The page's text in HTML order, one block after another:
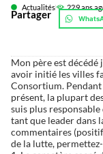
Actualités 229 ans
Partager
Mon père est décédé
avoir initié les villes
Consortium. Pendant
présent, la plupart
suis plus responsable
tant que leader dans
commentaires
de la lutte,